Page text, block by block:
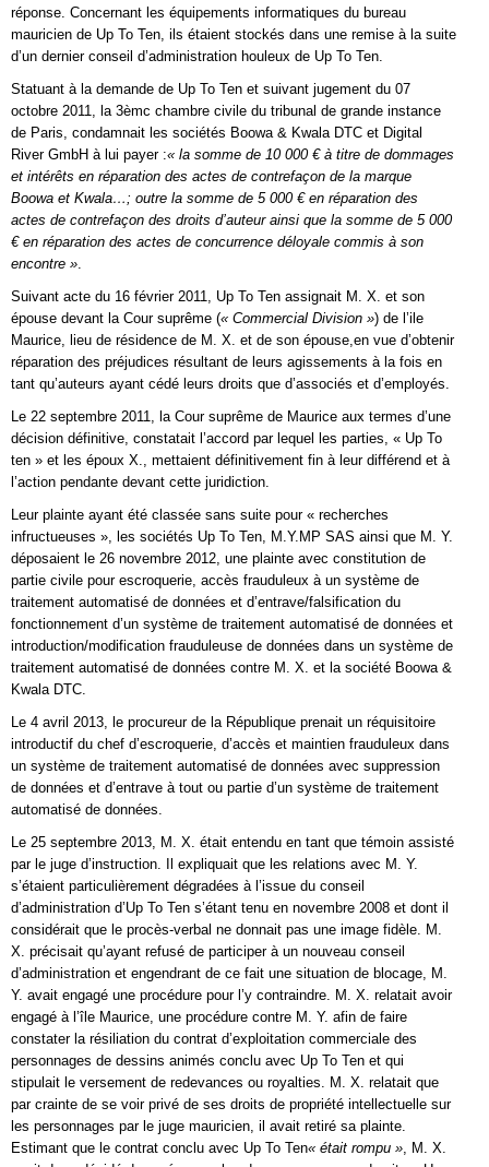
réponse. Concernant les équipements informatiques du bureau
mauricien de Up To Ten, ils étaient stockés dans une remise à la suite
d’un dernier conseil d’administration houleux de Up To Ten.
Statuant à la demande de Up To Ten et suivant jugement du 07
octobre 2011, la 3èmc chambre civile du tribunal de grande instance
de Paris, condamnait les sociétés Boowa & Kwala DTC et Digital
River GmbH à lui payer :« la somme de 10 000 € à titre de dommages
et intérêts en réparation des actes de contrefaçon de la marque
Boowa et Kwala…; outre la somme de 5 000 € en réparation des
actes de contrefaçon des droits d’auteur ainsi que la somme de 5 000
€ en réparation des actes de concurrence déloyale commis à son
encontre ».
Suivant acte du 16 février 2011, Up To Ten assignait M. X. et son
épouse devant la Cour suprême (« Commercial Division ») de l’ile
Maurice, lieu de résidence de M. X. et de son épouse,en vue d’obtenir
réparation des préjudices résultant de leurs agissements à la fois en
tant qu’auteurs ayant cédé leurs droits que d’associés et d’employés.
Le 22 septembre 2011, la Cour suprême de Maurice aux termes d’une
décision définitive, constatait l’accord par lequel les parties, « Up To
ten » et les époux X., mettaient définitivement fin à leur différend et à
l’action pendante devant cette juridiction.
Leur plainte ayant été classée sans suite pour « recherches
infructueuses », les sociétés Up To Ten, M.Y.MP SAS ainsi que M. Y.
déposaient le 26 novembre 2012, une plainte avec constitution de
partie civile pour escroquerie, accès frauduleux à un système de
traitement automatisé de données et d’entrave/falsification du
fonctionnement d’un système de traitement automatisé de données et
introduction/modification frauduleuse de données dans un système de
traitement automatisé de données contre M. X. et la société Boowa &
Kwala DTC.
Le 4 avril 2013, le procureur de la République prenait un réquisitoire
introductif du chef d’escroquerie, d’accès et maintien frauduleux dans
un système de traitement automatisé de données avec suppression
de données et d’entrave à tout ou partie d’un système de traitement
automatisé de données.
Le 25 septembre 2013, M. X. était entendu en tant que témoin assisté
par le juge d’instruction. Il expliquait que les relations avec M. Y.
s’étaient particulièrement dégradées à l’issue du conseil
d’administration d’Up To Ten s’étant tenu en novembre 2008 et dont il
considérait que le procès-verbal ne donnait pas une image fidèle. M.
X. précisait qu’ayant refusé de participer à un nouveau conseil
d’administration et engendrant de ce fait une situation de blocage, M.
Y. avait engagé une procédure pour l’y contraindre. M. X. relatait avoir
engagé à l’île Maurice, une procédure contre M. Y. afin de faire
constater la résiliation du contrat d’exploitation commerciale des
personnages de dessins animés conclu avec Up To Ten et qui
stipulait le versement de redevances ou royalties. M. X. relatait que
par crainte de se voir privé de ses droits de propriété intellectuelle sur
les personnages par le juge mauricien, il avait retiré sa plainte.
Estimant que le contrat conclu avec Up To Ten« était rompu », M. X.